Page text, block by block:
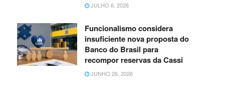
JULHO 6, 2026
Funcionalismo considera
insuficiente nova proposta do
Banco do Brasil para
recompor reservas da Cassi
JUNHO 26, 2026